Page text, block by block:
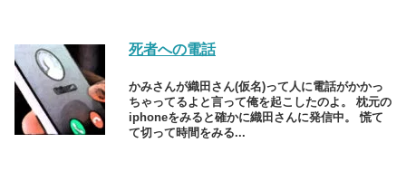
死者への電話
かみさんが織田さん(仮名)って人に電話がかかっ
ちゃってるよと言って俺を起こしたのよ。 枕元の
iphoneをみると確かに織田さんに発信中。 慌て
て切って時間をみる...